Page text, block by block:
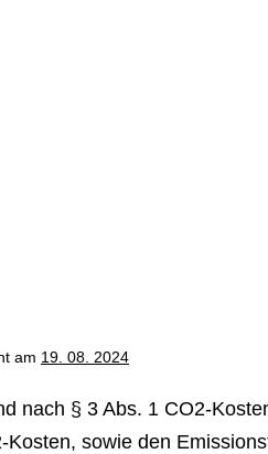
am 19. 08. 2024
nach § 3 Abs. 1 CO2-
sowie den